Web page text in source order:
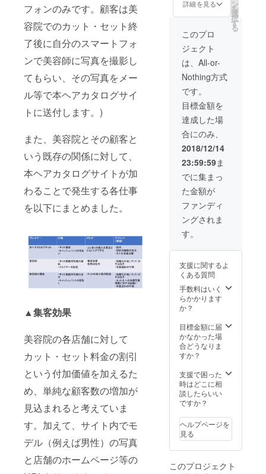
フォンのみです。顧客は美
容院でのカット・セット終
了後に自分のスマートフォ
ンで美容師に写真を撮影し
てもらい、その写真をメー
ル等で本ヘアカタログサイ
トに送付します。)
また、美容院とその顧客と
いう既存の関係に対して、
本ヘアカタログサイトが加
わることで発生する各仕事
を以下にまとめました。
▲集客効果
美容院の各店舗に対して
カット・セット料金の割引
という付加価値を加えるた
め、単純な顧客数の増加が
見込まれると考えていま
す。加えて、サイト内でモ
デル（例えば男性）の写真
と店舗のホームページ等の
希望の
品のサ
イズ・
色を備
考欄に
記載し
ていた
だきま
いたし
ます。
サイ
ズ・色
につい
ては本
文の”・
Tシャツ
のサイ
ズにつ
いて”を
ご参照
くださ
カー お
礼の
メッ
セージ
今プロ
ジェク
トのオ
リジナ
今プロ
ジェク
トのオ
リジナ
ルトー
トバッ
グ 今プ
ロジェ
クトの
オリジ
ナル缶
バッジ
今プロ
リジナ
ツ（ご
希望の
品のサ
イズ・
色を備
記載し
ていた
だきま
すよう
いたし
ます。
サイ
ズ・色
ては本
文の”・
Tシャツ
のサイ
いて”を
詳細を見る ン
を
選
択
す
る
このプロ
ジェクト
は、All-or-
Nothing方式
です。
目標金額を
達成した場
合にのみ、
2018/12/14
23:59:59ま
でに集まっ
た金額が
ファンディ
ングされま
す。
支援に関するよ
くある質問
手数料はいく
らかかります
か？
目標金額に届
かなかった場
合どうなりま
すか？
支援で困った
時はどこに相
談したらいい
ですか？
ヘルプページを
見る
このプロジェクト